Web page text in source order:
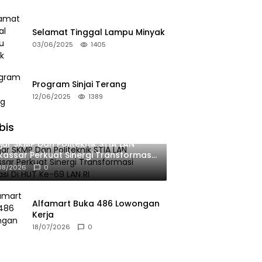
Selamat Tinggal Lampu Minyak
03/06/2025 1405
Program Sinjai Terang
12/06/2025 1389
SKMP Dan Politeknik STIA LAN
Perkuat Sinergi Transformasi
Di HUT Ke-69 LAN RI
2026 0
Alfamart Buka 486 Lowongan
Kerja
18/07/2026 0